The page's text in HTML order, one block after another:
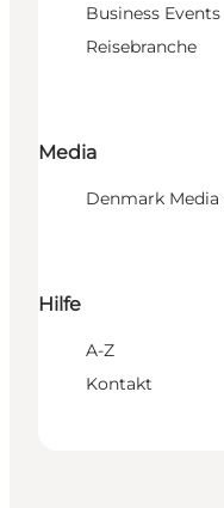
Business Events
Reisebranche
Media
Denmark Media
Hilfe
A-Z
Kontakt